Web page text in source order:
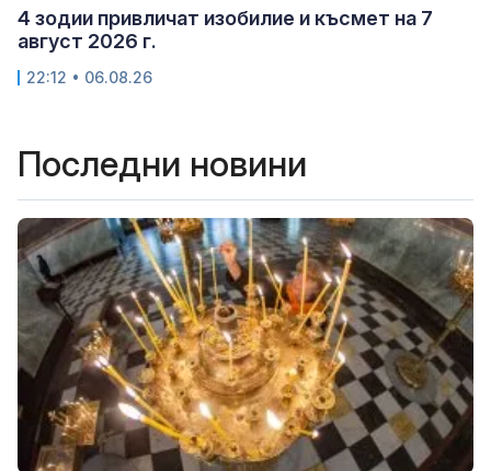
4 зодии привличат изобилие и късмет на 7
август 2026 г.
22:12 • 06.08.26
Последни новини